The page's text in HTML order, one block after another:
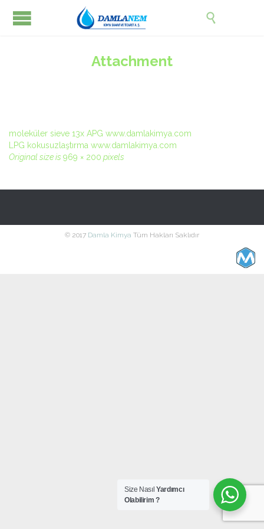

Attachment
moleküler sieve 13x APG www.damlakimya.com
LPG kokusuzlaştırma www.damlakimya.com
Original size is 969 × 200 pixels
© 2017 Damla Kimya Tüm Hakları Saklıdır
Size NasılYardımcı
Olabilirim ?